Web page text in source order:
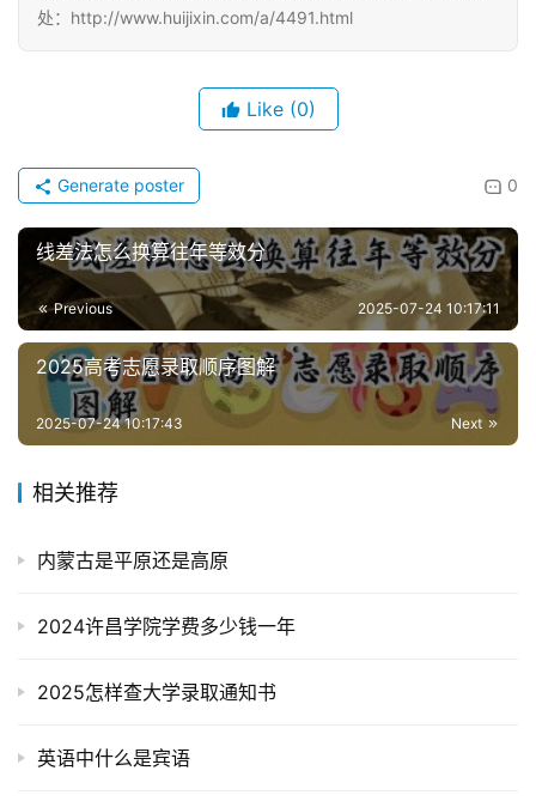
处：http://www.huijixin.com/a/4491.html
Like (0)
0
Generate poster
线差法怎么换算往年等效分
Previous 2025-07-24 10:17:11
2025高考志愿录取顺序图解
Next
2025-07-24 10:17:43
相关推荐
内蒙古是平原还是高原
2024许昌学院学费多少钱一年
2025怎样查大学录取通知书
英语中什么是宾语